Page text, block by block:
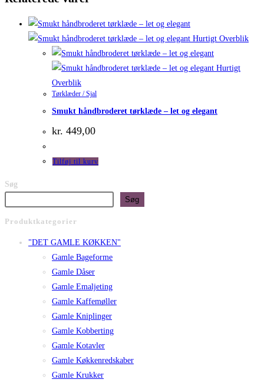
Hurtigt Overblik
Hurtigt
Overblik
Tørklæder / Sjal
Smukt håndbroderet tørklæde – let og elegant
kr. 449,00
Tilføj til kurv
Søg
Søg
Produktkategorier
"DET GAMLE KØKKEN"
Gamle Bageforme
Gamle Dåser
Gamle Emaljeting
Gamle Kaffemøller
Gamle Kniplinger
Gamle Kobberting
Gamle Kotavler
Gamle Køkkenredskaber
Gamle Krukker